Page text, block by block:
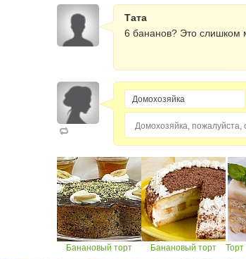
Тата
6 бананов? Это слишком
Домохозяйка, пожалуйста,
Банановый торт Банановый торт